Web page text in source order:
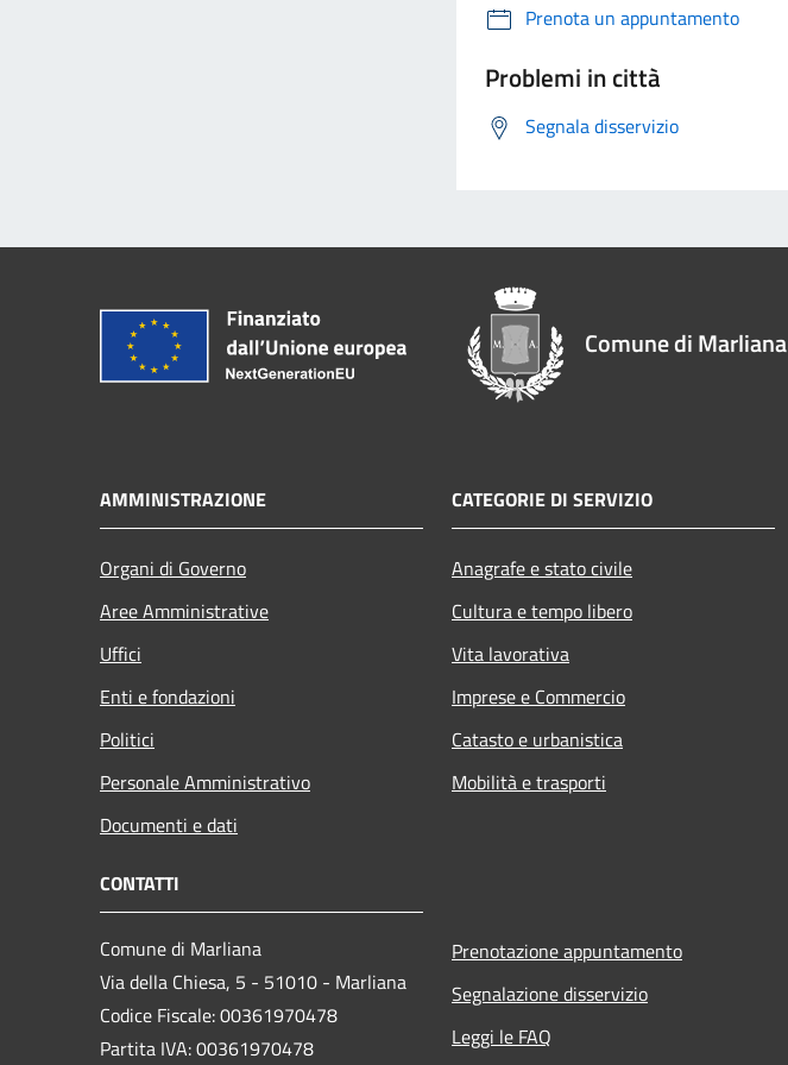
Prenota un appuntamento
Problemi in città
Segnala disservizio
Comune di Marliana
AMMINISTRAZIONE
Organi di Governo
Aree Amministrative
Uffici
Enti e fondazioni
Politici
Personale Amministrativo
Documenti e dati
CATEGORIE DI SERVIZIO
Anagrafe e stato civile
Cultura e tempo libero
Vita lavorativa
Imprese e Commercio
Catasto e urbanistica
Mobilità e trasporti
CONTATTI
Comune di Marliana
Via della Chiesa, 5 - 51010 - Marliana
Codice Fiscale: 00361970478
Partita IVA: 00361970478
Prenotazione appuntamento
Segnalazione disservizio
Leggi le FAQ